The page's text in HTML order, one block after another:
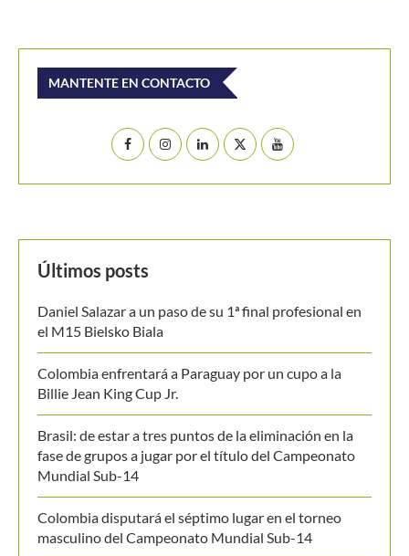
MANTENTE EN CONTACTO
Últimos posts
Daniel Salazar a un paso de su 1ª final profesional en
el M15 Bielsko Biala
Colombia enfrentará a Paraguay por un cupo a la
Billie Jean King Cup Jr.
Brasil: de estar a tres puntos de la eliminación en la
fase de grupos a jugar por el título del Campeonato
Mundial Sub-14
Colombia disputará el séptimo lugar en el torneo
masculino del Campeonato Mundial Sub-14